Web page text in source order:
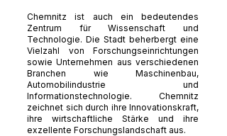
Chemnitz ist auch ein bedeutendes
Zentrum für Wissenschaft und
Technologie. Die Stadt beherbergt eine
Vielzahl von Forschungseinrichtungen
sowie Unternehmen aus verschiedenen
Branchen wie Maschinenbau,
Automobilindustrie und
Informationstechnologie. Chemnitz
zeichnet sich durch ihre Innovationskraft,
ihre wirtschaftliche Stärke und ihre
exzellente Forschungslandschaft aus.